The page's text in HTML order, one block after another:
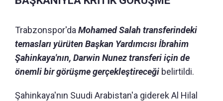
Trabzonspor'daMohamed Salah transferindeki
temasları yürüten Başkan Yardımcısı İbrahim
Şahinkaya'nın, Darwin Nunez transferi için de
önemli bir görüşme gerçekleştireceği belirtildi.
Şahinkaya'nın Suudi Arabistan'a giderek Al Hilal